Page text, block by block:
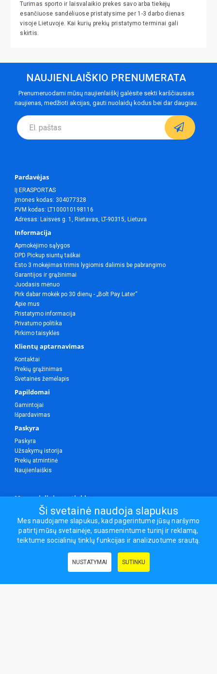
Turimas sporto ir laisvalaikio prekes savo arba tiekėjų
esančiuose sandėliuose pristatysime per 1-3 darbo dienas
visoje Lietuvoje. Kai kurių prekių pristatymo terminai gali
skirtis.
NAUJIENLAIŠKIO PRENUMERATA
Prenumeruodami mūsų naujienlaiškį galėsite sekti karščiausias
naujienas, medžioti akcijas, gauti nuolaidų kodus bei dar daugiau.
Pardavėjas
IĮ ERASPORTAS
Įmones kodas: 304077328
PVM kodas: LT100010198116
Adresas: Laisvės g. 1, Rietavas, LT-90315, Lietuva
Informacija
Apmokėjimo sąlygos
DPD Pickup siuntų taškai
Esto 3 mokėjimas trimis lygiomis dalimis be pabrangimo
Garantijos ir grąžinimai
Juodasis mėnuo
Pirk dabar mokėk po 30 dienų - „Bolt Pay Later“
Apie mus
Pristatymo informacija
Privatumo politika
Pirkimo taisyklės
Klientų aptarnavimas
Kontaktai
Prekių grąžinimas
Svetainės žemėlapis
Papildomai
Gamintojai
Išpardavimas
Paskyra
Paskyra
Užsakymų istorija
Prekių atmintinė
Naujienlaiškis
Mes socialiniuose tinkluose
Visos teisės saugomos.
Sporto ir laisvalaikio prekės, maisto papildai - erasportas.lt © 2026
Ši svetainė naudoja slapukus
Mes naudojame slapukus, kad pagerintume jūsų naršymo
patirtį mūsų svetainėje, suasmenintume turinį ir reklamą,
teiktume socialinių tinklų funkcijas ir analizuotume srautą.
NUSTATYMAI SUTINKU